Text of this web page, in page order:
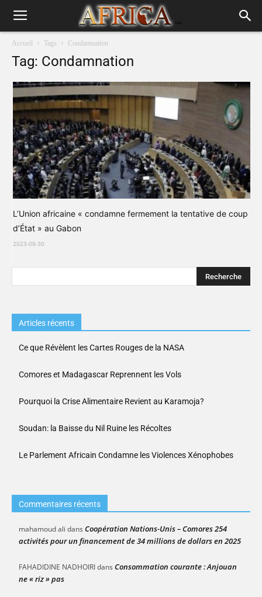
Accueil Tags Condamnation
Tag: Condamnation
L’Union africaine « condamne fermement la tentative de coup
d’État » au Gabon
2023-08-30
Articles récents
Ce que Révèlent les Cartes Rouges de la NASA
Comores et Madagascar Reprennent les Vols
Pourquoi la Crise Alimentaire Revient au Karamoja?
Soudan: la Baisse du Nil Ruine les Récoltes
Le Parlement Africain Condamne les Violences Xénophobes
Commentaires récents
mahamoud ali dans Coopération Nations-Unis – Comores 254
activités pour un financement de 34 millions de dollars en 2025
FAHADIDINE NADHOIRIdans Consommation courante : Anjouan
ne « riz » pas